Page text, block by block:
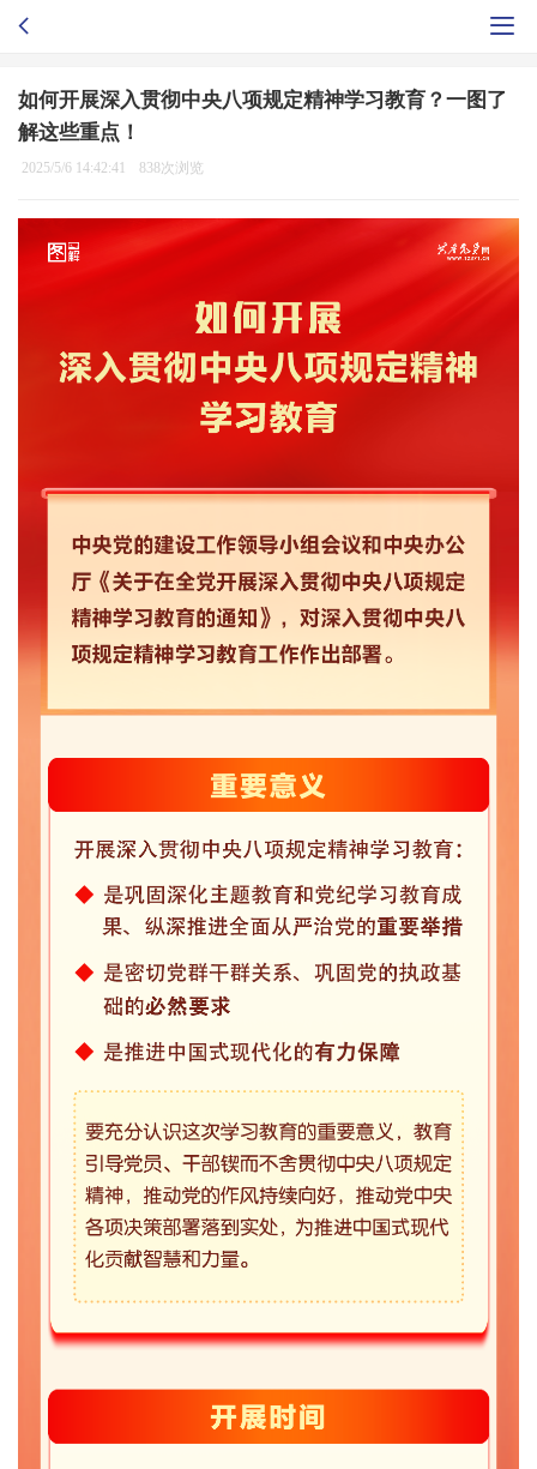
如何开展深入贯彻中央八项规定精神学习教育？一图了
解这些重点！
2025/5/6 14:42:41 838次浏览